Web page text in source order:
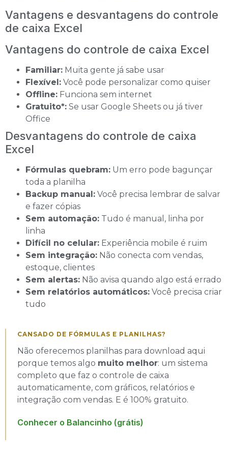
Vantagens e desvantagens do controle
de caixa Excel
Vantagens do controle de caixa Excel
Familiar: Muita gente já sabe usar
Flexível: Você pode personalizar como quiser
Offline: Funciona sem internet
Gratuito*: Se usar Google Sheets ou já tiver
Office
Desvantagens do controle de caixa
Excel
Fórmulas quebram: Um erro pode bagunçar
toda a planilha
Backup manual: Você precisa lembrar de salvar
e fazer cópias
Sem automação: Tudo é manual, linha por
linha
Difícil no celular: Experiência mobile é ruim
Sem integração: Não conecta com vendas,
estoque, clientes
Sem alertas: Não avisa quando algo está errado
Sem relatórios automáticos: Você precisa criar
tudo
CANSADO DE FÓRMULAS E PLANILHAS?
Não oferecemos planilhas para download aqui
porque temos algo muito melhor: um sistema
completo que faz o controle de caixa
automaticamente, com gráficos, relatórios e
integração com vendas. E é 100% gratuito.
Conhecer o Balancinho (grátis)